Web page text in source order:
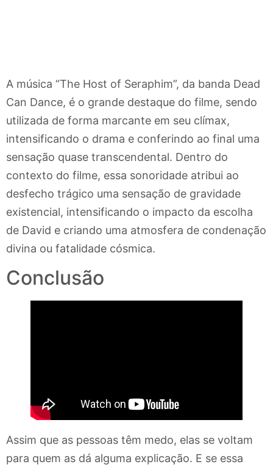
A música “The Host of Seraphim”, da banda Dead
Can Dance, é o grande destaque do filme, sendo
utilizada de forma marcante em seu clímax,
intensificando o drama e conferindo ao final uma
sensação quase transcendental. Dentro do
contexto do filme, essa sonoridade atribui ao
desfecho trágico uma sensação de gravidade
existencial, intensificando o impacto da escolha
de David e criando uma atmosfera de condenação
divina ou fatalidade cósmica.
Conclusão
Assim que as pessoas têm medo, elas se voltam
para quem as dá alguma explicação. E se essa